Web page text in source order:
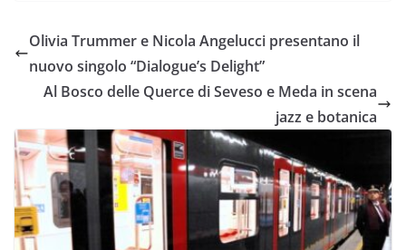
Olivia Trummer e Nicola Angelucci presentano il
nuovo singolo “Dialogue’s Delight”
Al Bosco delle Querce di Seveso e Meda in scena
jazz e botanica